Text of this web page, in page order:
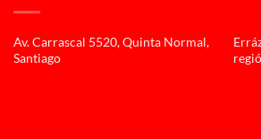
Av. Carrascal 5520, Quinta Normal,
Santiago